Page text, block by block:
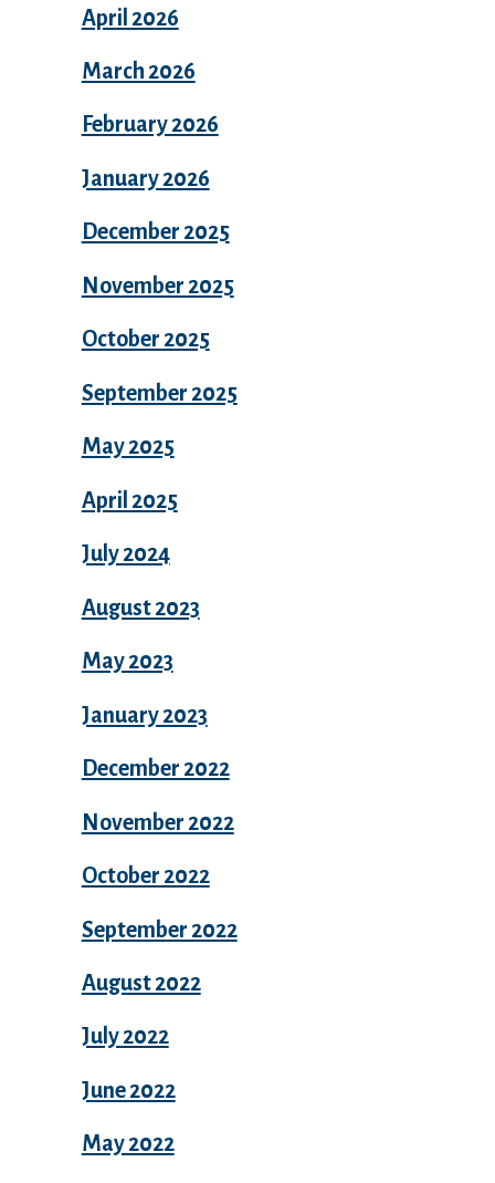
April 2026
March 2026
February 2026
January 2026
December 2025
November 2025
October 2025
September 2025
May 2025
April 2025
July 2024
August 2023
May 2023
January 2023
December 2022
November 2022
October 2022
September 2022
August 2022
July 2022
June 2022
May 2022